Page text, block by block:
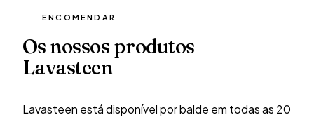
ENCOMENDAR
Os nossos produtos
Lavasteen
Lavasteen está disponível por balde em todas as 20